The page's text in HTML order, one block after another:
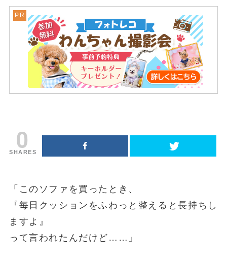
0
SHARES
「このソファを買ったとき、
『毎日クッションをふわっと整えると長持ちし
ますよ』
って言われたんだけど……」